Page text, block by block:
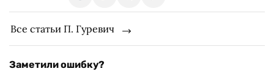
Все статьи П. Гуревич
Заметили ошибку?